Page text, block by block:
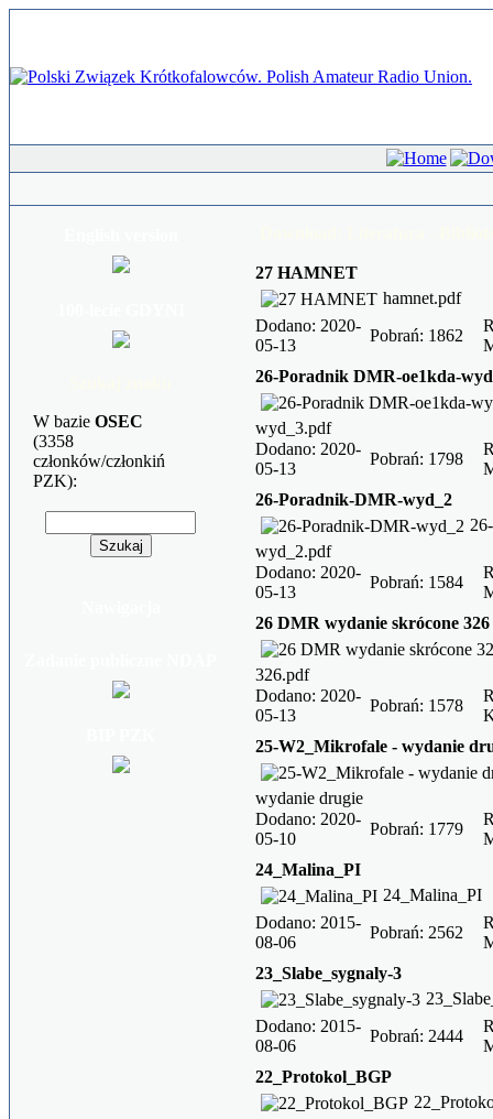
W bazie OSEC
(3358
członków/członkiń
PZK):
27 HAMNET
hamnet.pdf
Dodano: 2020-
05-13
Pobrań: 1862
26-Poradnik DMR-oe1kda-
wyd_3.pdf
Dodano: 2020-
05-13
Pobrań: 1798
26-Poradnik-DMR-wyd_2
wyd_2.pdf
Dodano: 2020-
05-13
Pobrań: 1584
26 DMR wydanie skrócone 326
326.pdf
Dodano: 2020-
05-13
Pobrań: 1578
25-W2_Mikrofale - wydanie
wydanie drugie
Dodano: 2020-
05-10
Pobrań: 1779
24_Malina_PI
24_Malina_PI
Dodano: 2015-
08-06
Pobrań: 2562
23_Slabe_sygnaly-3
Dodano: 2015-
08-06
Pobrań: 2444
22_Protokol_BGP